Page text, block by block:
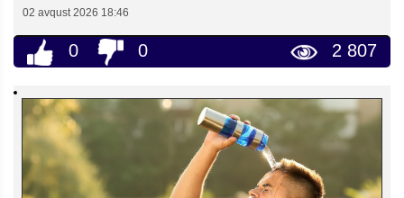
02 avqust 2026 18:46
0 0 2 807